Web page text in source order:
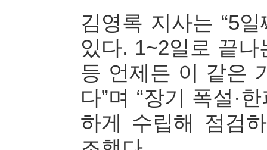
김영록 지사는 “5
있다. 1~2일로 끝
등 언제든 이 같은
다”며 “장기 폭설·
하게 수립해 점검